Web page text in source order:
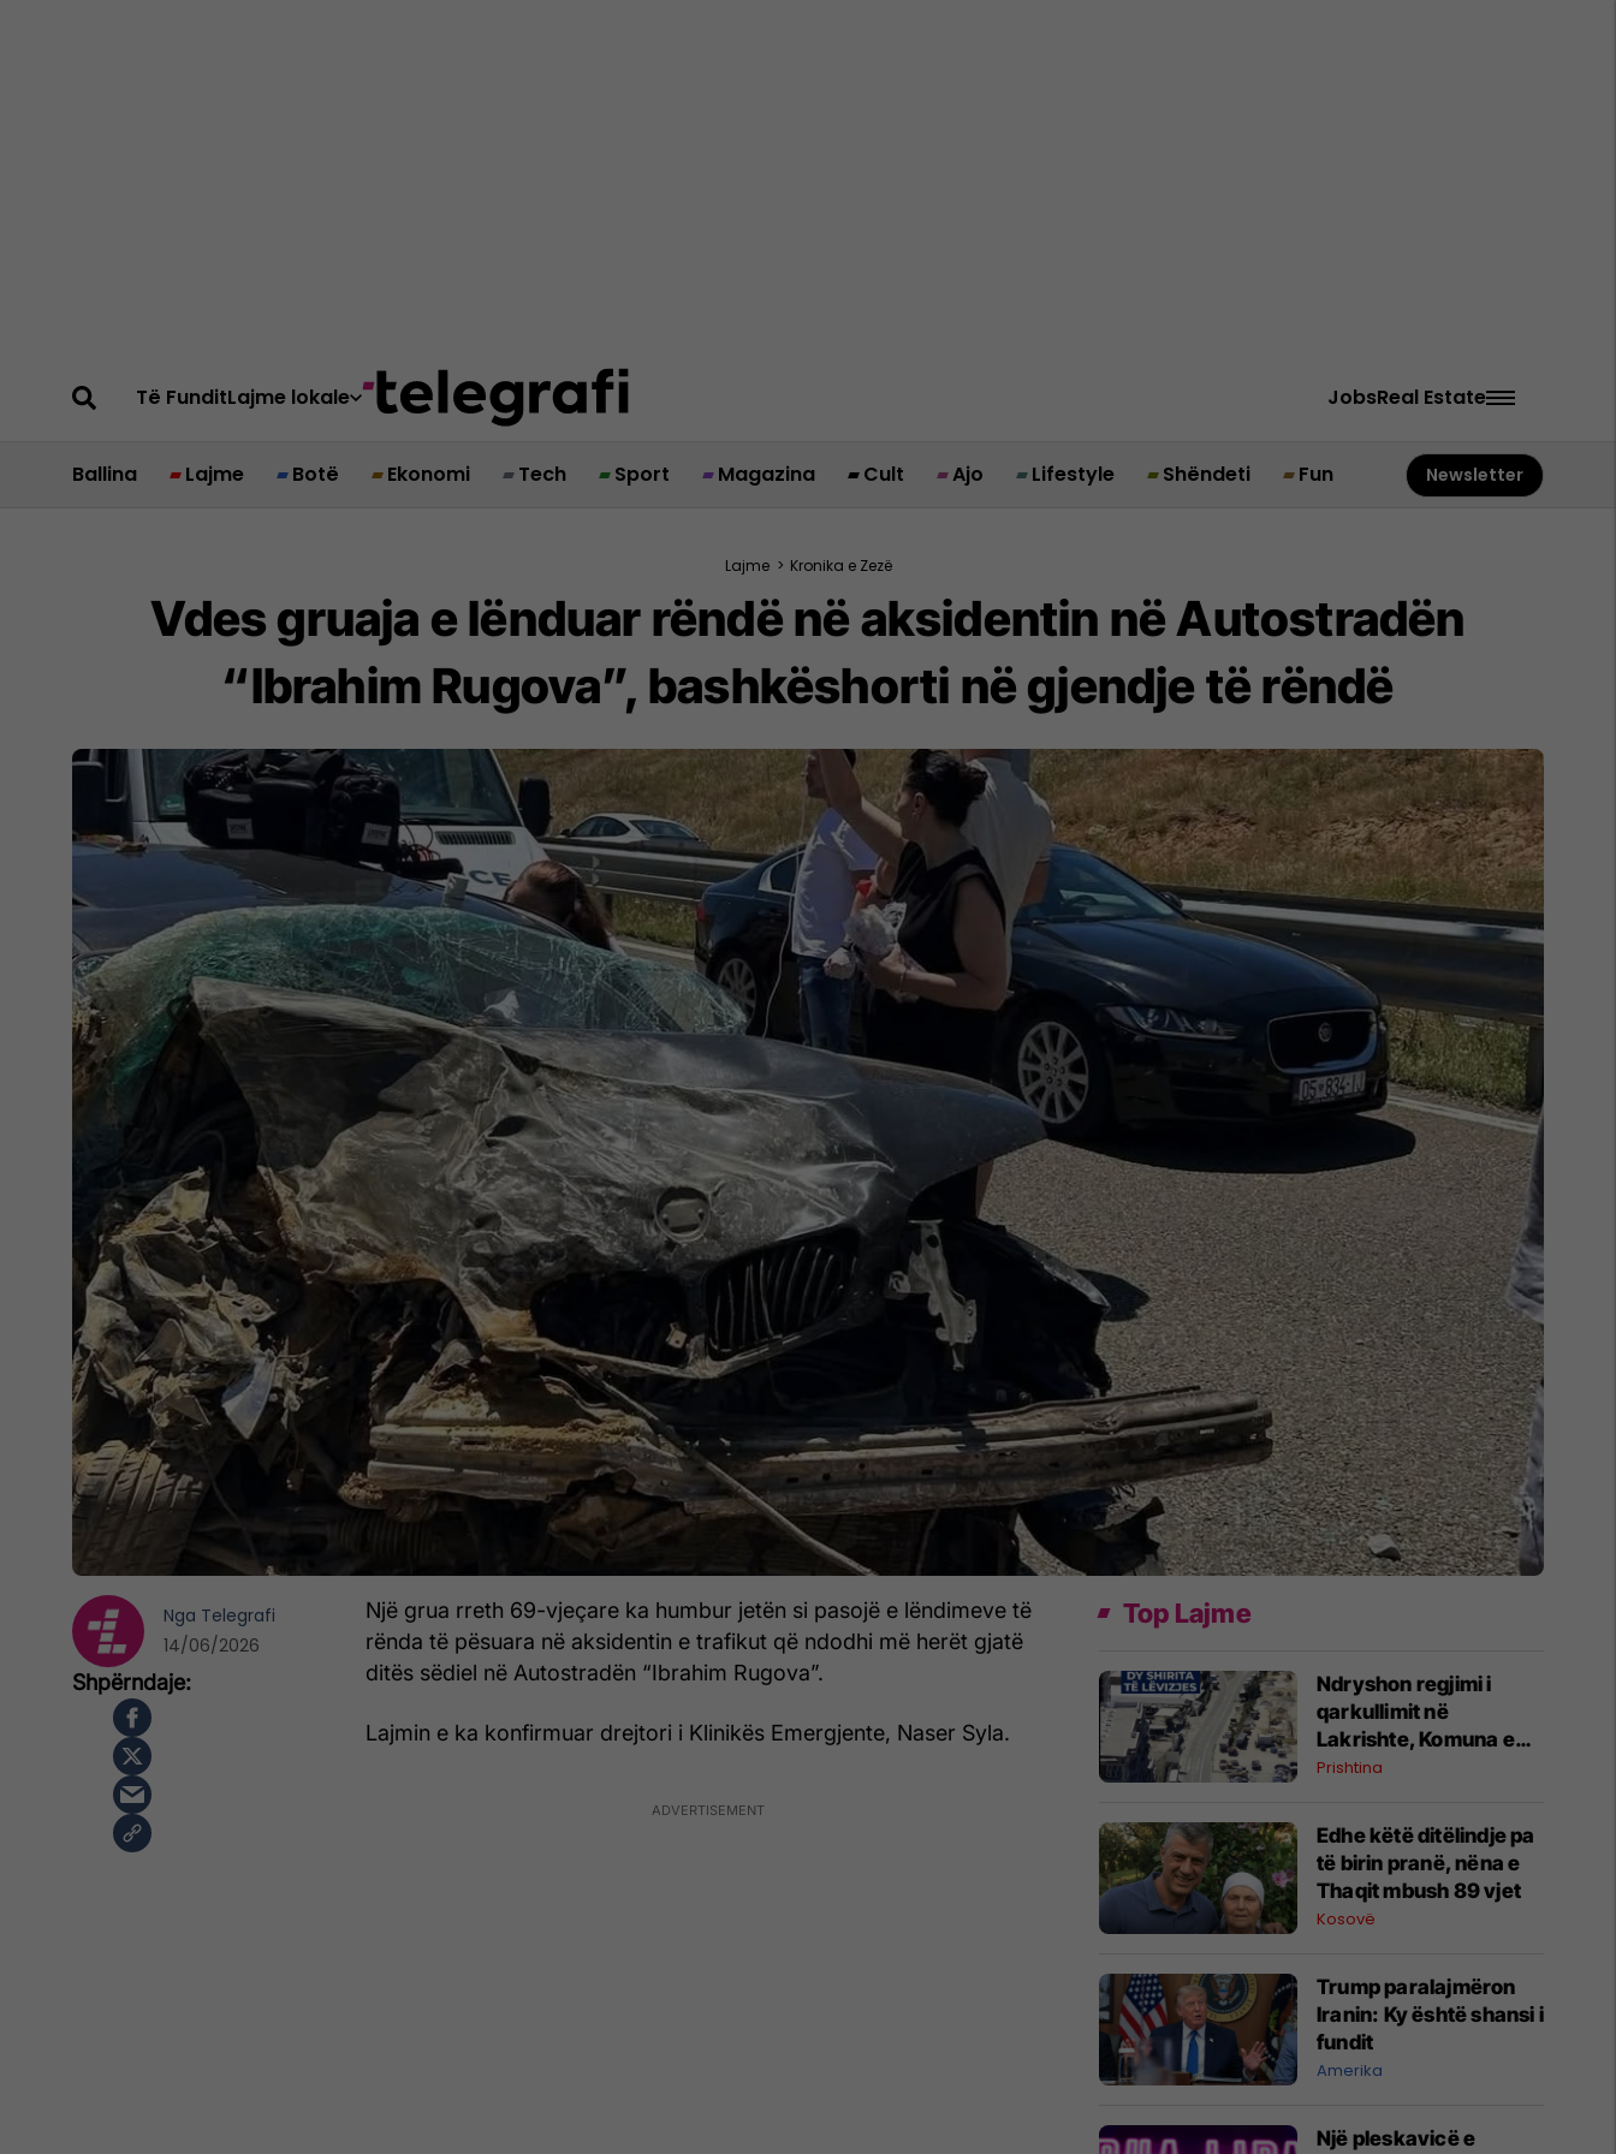
Të FunditLajme lokale JobsReal Estate
Ballina Lajme Botë Ekonomi Tech Sport Magazina Cult Ajo Lifestyle Shëndeti Fun Newsletter
Lajme > Kronika e Zezë
Vdes gruaja e lënduar rëndë në aksidentin në Autostradën
“Ibrahim Rugova”, bashkëshorti në gjendje të rëndë
Një grua rreth 69-vjeçare ka humbur jetën si pasojë e lëndimeve të
rënda të pësuara në aksidentin e trafikut që ndodhi më herët gjatë
ditës sëdiel në Autostradën “Ibrahim Rugova”.
Lajmin e ka konfirmuar drejtori i Klinikës Emergjente, Naser Syla.
Nga Telegrafi
14/06/2026
Top Lajme
Ndryshon regjimi i
qarkullimit në
Lakrishte, Komuna e
Prishtinës ofron
Prishtina
Edhe këtë ditëlindje pa
të birin pranë, nëna e
Thaqit mbush 89 vjet
Kosovë
Trump paralajmëron
Iranin: Ky është shansi i
fundit
Amerika
Një pleskavicë e